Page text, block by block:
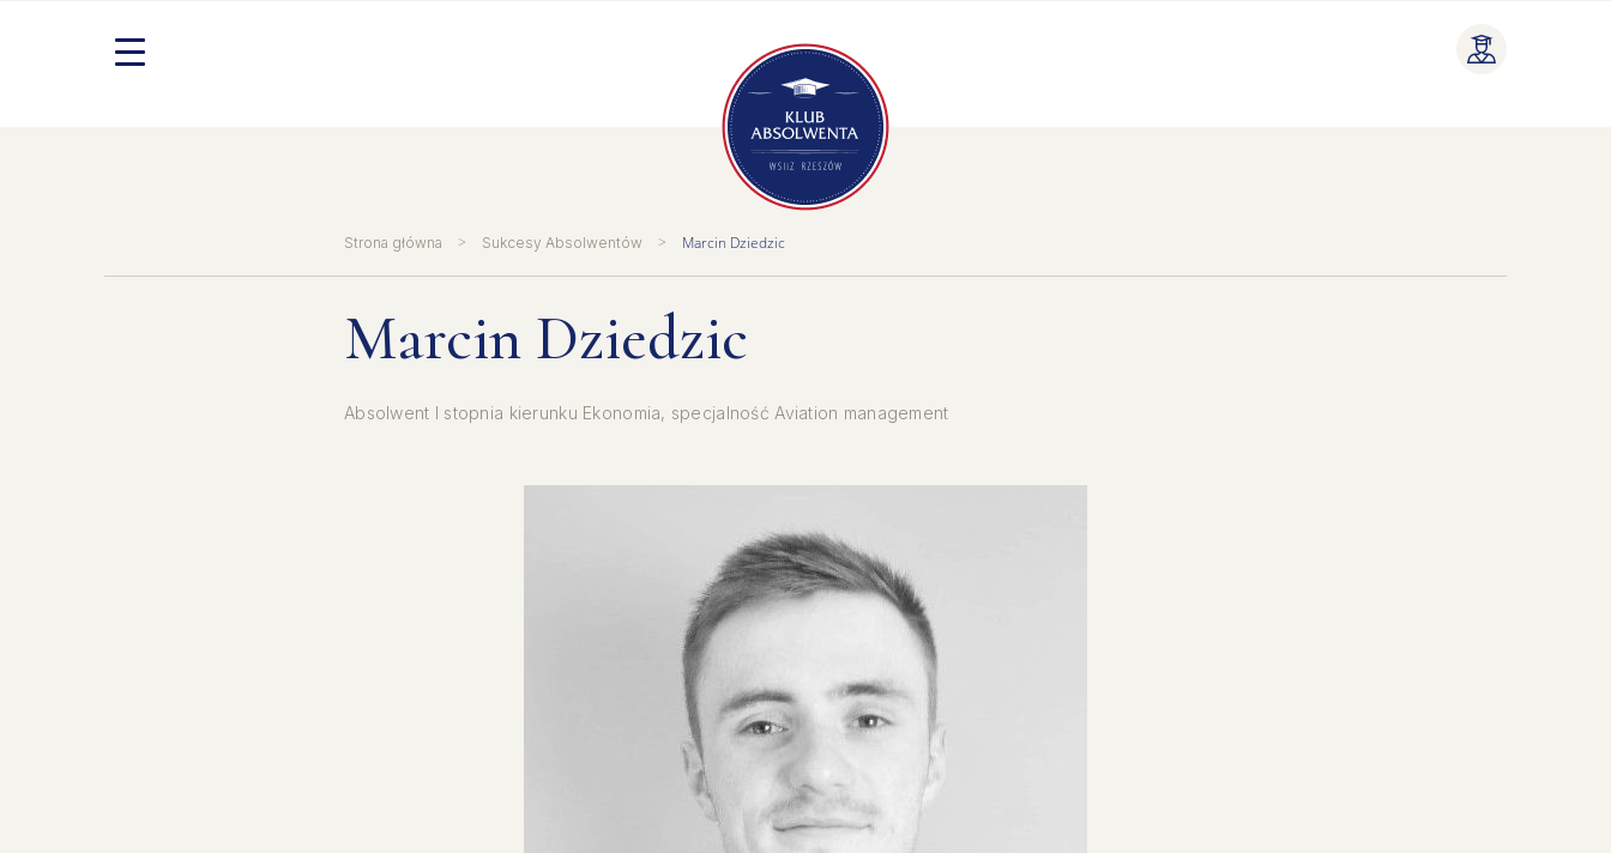
Strona główna > Sukcesy Absolwentów > Marcin Dziedzic
Marcin Dziedzic
Absolwent I stopnia kierunku Ekonomia, specjalność Aviation management